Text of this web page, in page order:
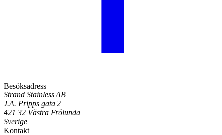
Besöksadress
Strand Stainless AB
J.A. Pripps gata 2
421 32 Västra Frölunda
Sverige
Kontakt